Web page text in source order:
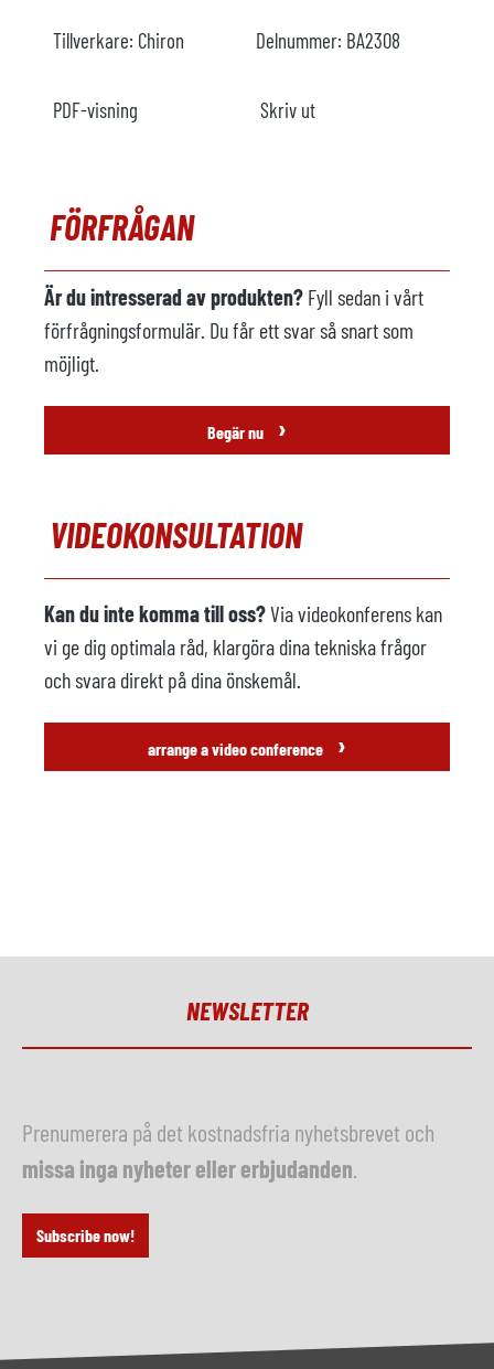
Tillverkare: Chiron Delnummer: BA2308
PDF-visning Skriv ut
FÖRFRÅGAN
Är du intresserad av produkten? Fyll sedan i vårt
förfrågningsformulär. Du får ett svar så snart som
möjligt.
Begär nu ›
VIDEOKONSULTATION
Kan du inte komma till oss?Via videokonferens kan
vi ge dig optimala råd, klargöra dina tekniska frågor
och svara direkt på dina önskemål.
arrange a video conference ›
NEWSLETTER
Prenumerera på det kostnadsfria nyhetsbrevet och
missa inga nyheter eller erbjudanden
Subscribe now!